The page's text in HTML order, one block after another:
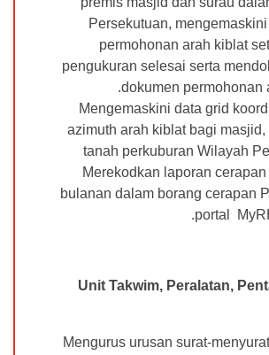
Persekutuan,
permohonan arah kiblat
pengukuran selesai serta
dokumen permohonan
Mengemaskini data grid
azimuth arah kiblat bagi masjid,
tanah perkuburan Wilayah
Merekodkan laporan
bulanan dalam borang cerapan
portal
Unit Takwim, Peralatan,
Mengurus urusan surat-